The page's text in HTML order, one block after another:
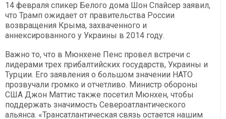
14 февраля спикер Белого дома Шон Спайсер заявил,
что Трамп ожидает от правительства России
возвращения Крыма, захваченного и
аннексированного у Украины в 2014 году.
Важно то, что в Мюнхене Пенс провел встречи с
лидерами трех прибалтийских государств, Украины и
Турции. Его заявления о большом значении НАТО
прозвучали громко и отчетливо. Министр обороны
США Джон Маттис также посетил Мюнхен, чтобы
поддержать значимость Североатлантического
альянса. «Трансатлантическая связь остается нашим